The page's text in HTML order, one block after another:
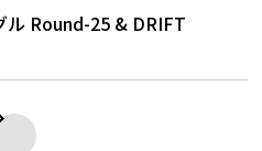
ル Round-25 & DRIFT